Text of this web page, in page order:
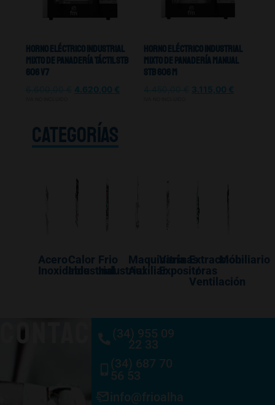
Horno Eléctrico Industrial
Mixto De Panadería Táctil Stb
606 V7
4.620,00 €
Horno Eléctrico Industrial
Mixto De Panadería Manual
Stb 606 M
3.115,00 €
CATEGORÍAS
Acero
Inoxidable
Calor
Industrial
Frio
Industrial
Maquinaría
Auxiliar
Vitrinas
Expositoras
Extracción
/
Ventilación
Mobiliario
CONTACTO(34) 955 09
22 33
(34) 687 70
56 53
info@frioalhambra.com